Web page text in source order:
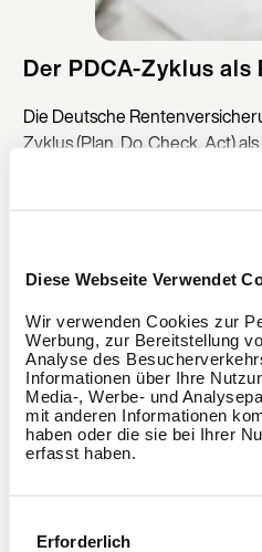
Diese Webseite Verwendet
Wir verwenden Cookies zur
Werbung, zur Bereitstellung
Analyse des
Informationen über Ihre
Media-, Werbe- und
mit anderen Informationen
haben oder die sie bei Ihrer
erfasst haben.
Erforderlich
Der PDCA-Zyklus als
Die Deutsche
Zyklus (Plan, Do, Check, Act)
Do:Maßnahmen einführen
Check:Wirkung messen,
Act:Maßnahmen
verstetigen
Ausschlaggebend ist es, den